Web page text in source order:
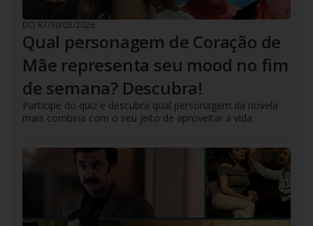
DO R7/30/05/2026
Qual personagem de Coração de
Mãe representa seu mood no fim
de semana? Descubra!
Participe do quiz e descubra qual personagem da novela
mais combina com o seu jeito de aproveitar a vida